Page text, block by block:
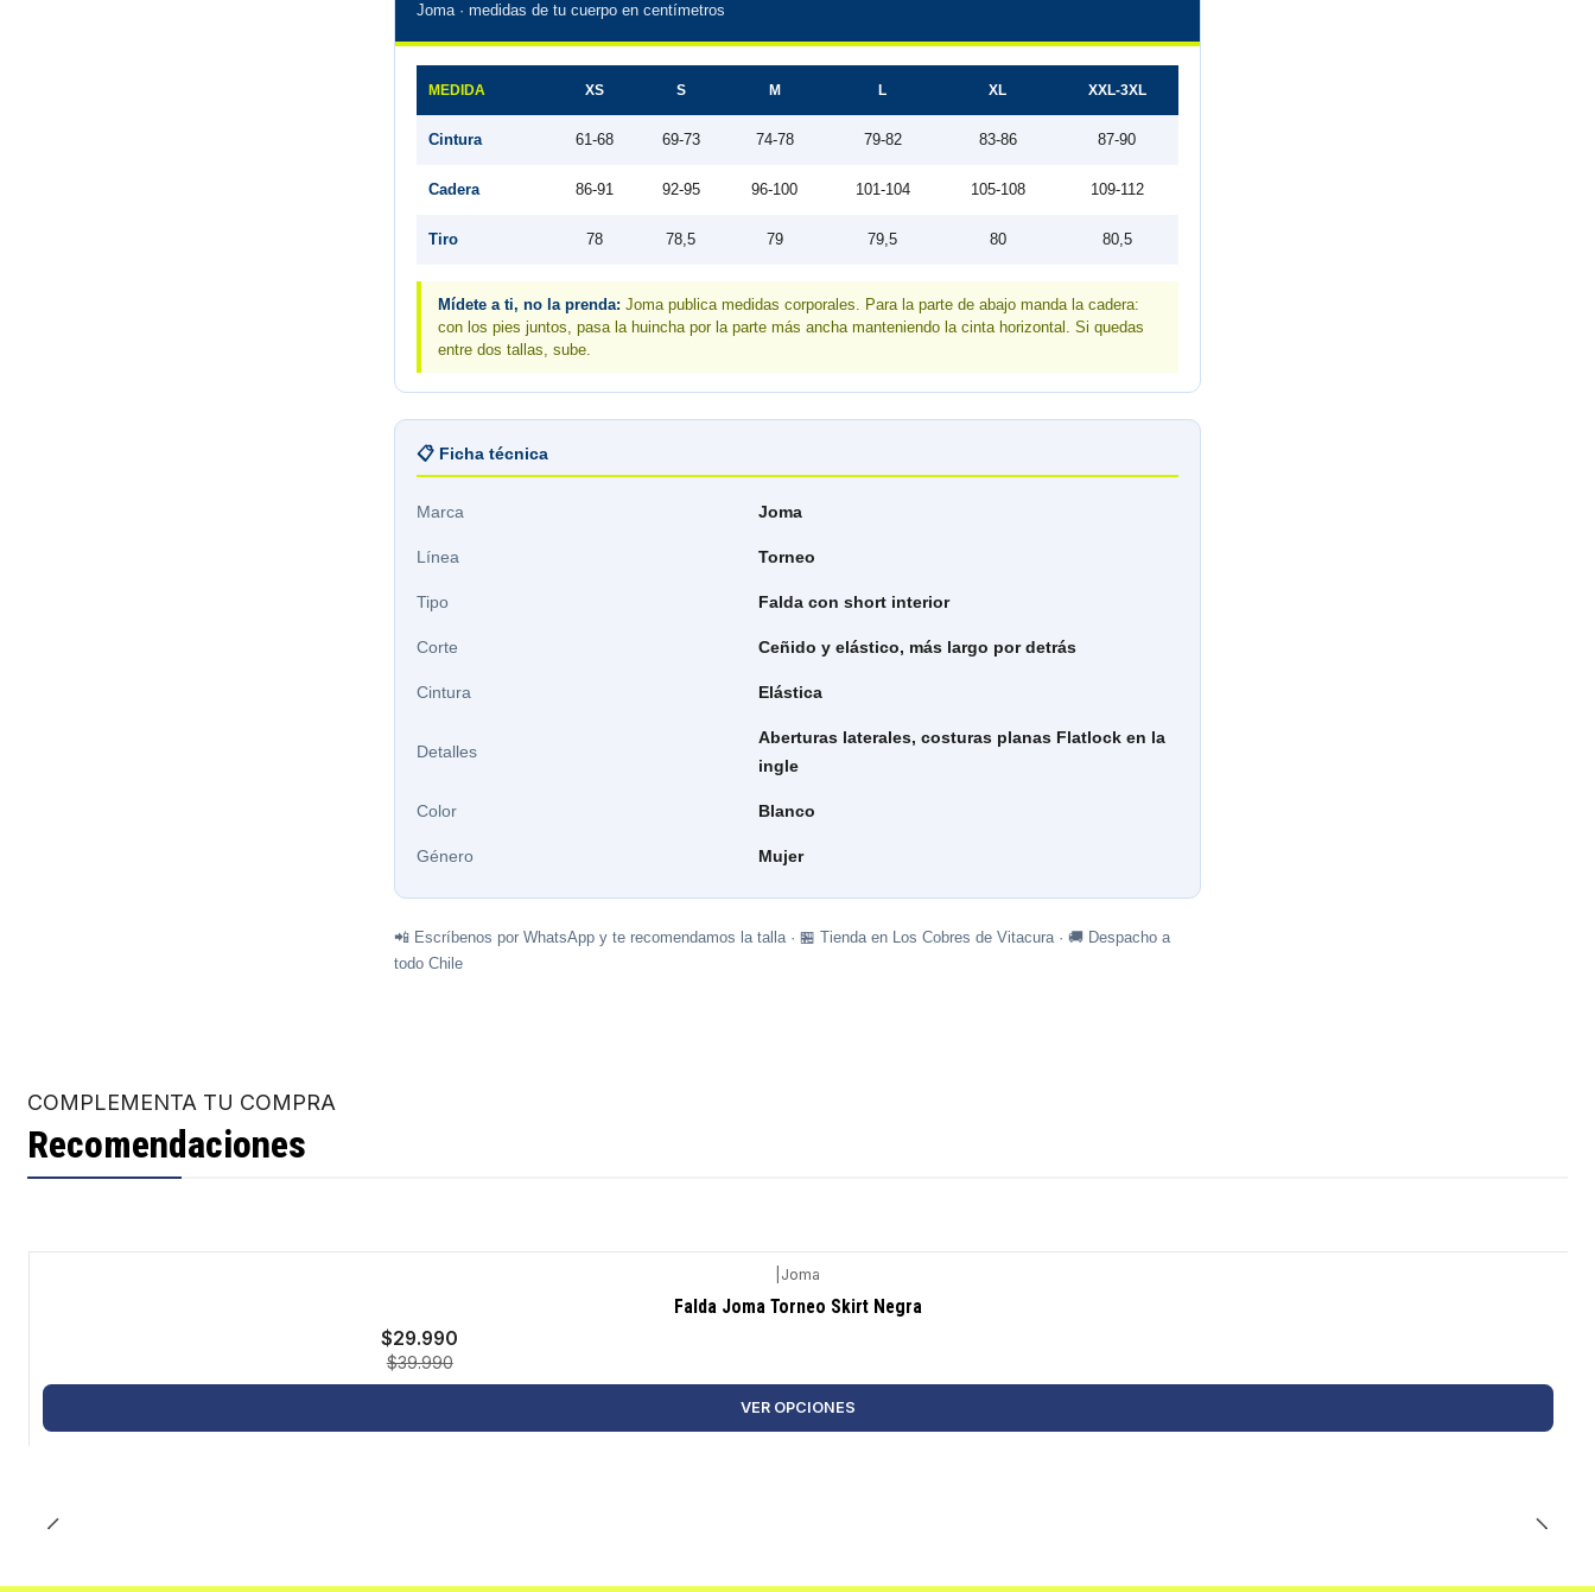
Joma · medidas de tu cuerpo en centímetros
MEDIDA XS S M L XL XXL-3XL
Cintura 61-68 69-73 74-78 79-82 83-86 87-90
Cadera 86-91 92-95 96-100 101-104 105-108 109-112
Tiro 78 78,5 79 79,5 80 80,5
Mídete a ti, no la prenda: Joma publica medidas corporales. Para la parte de abajo manda la cadera:
con los pies juntos, pasa la huincha por la parte más ancha manteniendo la cinta horizontal. Si quedas
entre dos tallas, sube.
📋 Ficha técnica
Marca Joma
Línea Torneo
Tipo Falda con short interior
Corte Ceñido y elástico, más largo por detrás
Cintura Elástica
Detalles
Aberturas laterales, costuras planas Flatlock en la
ingle
Color Blanco
Género Mujer
📲 Escríbenos por WhatsApp y te recomendamos la talla · 🏪 Tienda en Los Cobres de Vitacura · 🚚 Despacho a
todo Chile
COMPLEMENTA TU COMPRA
Recomendaciones
Joma
Falda Joma Torneo Skirt Negra
$29.990
$39.990
VER OPCIONES